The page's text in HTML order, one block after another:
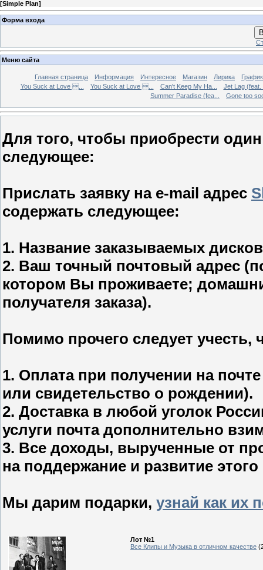
[Simple Plan]
Форма входа
Меню сайта
Главная страница Информация Интересное Магазин Лирика
You Suck at Love ...
You Suck at Love ... Can't Keep My Ha...
Jet Lag (feat.
Summer Paradise (fea...
Gone too
Для того, чтобы приобрести
следующее:
Прислать заявку на e-mail адрес
содержать следующее:
1. Название заказываемых
2. Ваш точный почтовый адрес
котором Вы проживаете;
получателя заказа).
Помимо прочего следует учесть,
1. Оплата при получении на
или свидетельство о рождении).
2. Доставка в любой уголок
услуги почта дополнительно
3. Все доходы, вырученные от
на поддержание и развитие этого
Мы дарим подарки, узнай как их
Лот №1
Все Клипы и Музыка в отличном качестве